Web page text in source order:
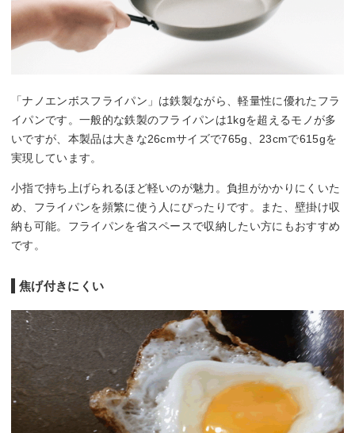
「ナノエンボスフライパン」は鉄製ながら、軽量性に優れたフラ
イパンです。一般的な鉄製のフライパンは1kgを超えるモノが多
いですが、本製品は大きな26cmサイズで765g、23cmで615gを
実現しています。
小指で持ち上げられるほど軽いのが魅力。負担がかかりにくいた
め、フライパンを頻繁に使う人にぴったりです。また、壁掛け収
納も可能。フライパンを省スペースで収納したい方にもおすすめ
です。
焦げ付きにくい